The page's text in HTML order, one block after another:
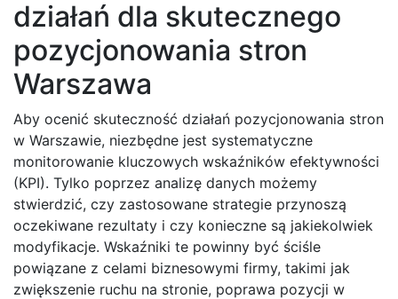
działań dla skutecznego
pozycjonowania stron
Warszawa
Aby ocenić skuteczność działań pozycjonowania stron
w Warszawie, niezbędne jest systematyczne
monitorowanie kluczowych wskaźników efektywności
(KPI). Tylko poprzez analizę danych możemy
stwierdzić, czy zastosowane strategie przynoszą
oczekiwane rezultaty i czy konieczne są jakiekolwiek
modyfikacje. Wskaźniki te powinny być ściśle
powiązane z celami biznesowymi firmy, takimi jak
zwiększenie ruchu na stronie, poprawa pozycji w